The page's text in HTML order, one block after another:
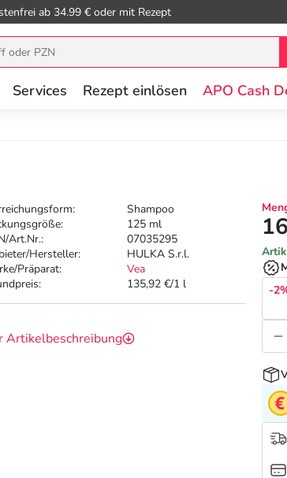
ab 34.99 € oder mit Rezept
Services Rezept einlösen APO Cash
Shampoo
125 ml
Art.Nr.:
07035295
Hersteller:
HULKA S.r.l.
Präparat:
Vea
135,92 €/1 l
Artikelbeschreibung
-